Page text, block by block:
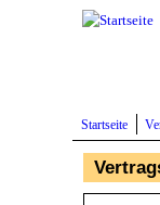
Direkt zum Inhalt
Startseite